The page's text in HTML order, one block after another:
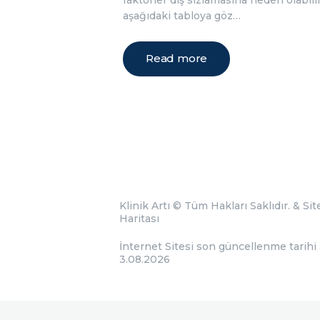
aşağıdaki tabloya göz…
Read more
Klinik Artı © Tüm Hakları Saklıdır. &
Haritası
İnternet Sitesi son güncellenme tarihi
3.08.2026